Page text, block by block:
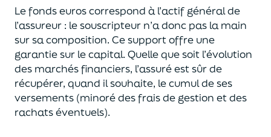
Le fonds euros correspond à l’actif général de
l’assureur : le souscripteur n’a donc pas la main
sur sa composition. Ce support offre une
garantie sur le capital. Quelle que soit l’évolution
des marchés financiers, l’assuré est sûr de
récupérer, quand il souhaite, le cumul de ses
versements (minoré des frais de gestion et des
rachats éventuels).